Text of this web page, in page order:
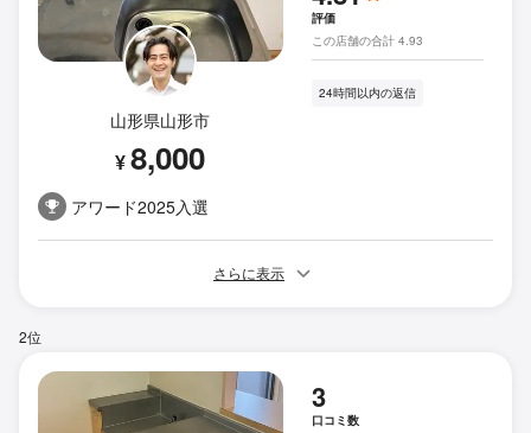
山形県山形市
¥8,000
アワード2025入選
評価
この店舗の合計 4.93
24時間以内の返信
さらに表示
2位
3
口コミ数